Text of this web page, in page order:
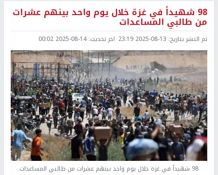
98 شهيداً في غزة خلال يوم واحد بينهم عشرات
من طالبي المساعدات
تم النشر بتاريخ: 2025-08-13 23:19 اخر تحديث:2025-08-14 00:02
98 شهيداً في غزة خلال يوم واحد بينهم عشرات من طالبي المساعدات